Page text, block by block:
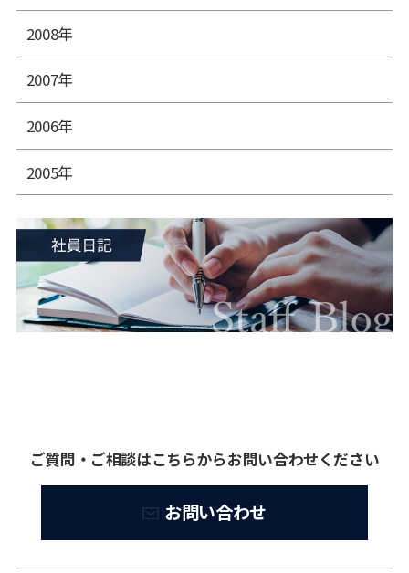
2008年
2007年
2006年
2005年
ご質問・ご相談はこちらからお問い合わせください
お問い合わせ